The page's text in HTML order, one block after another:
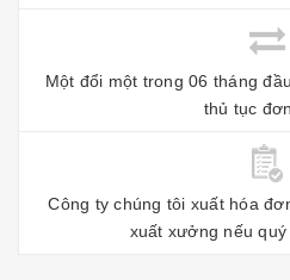
Một đổi một trong 06 tháng
thủ tục
Công ty chúng tôi xuất hóa
xuất xưởng nếu